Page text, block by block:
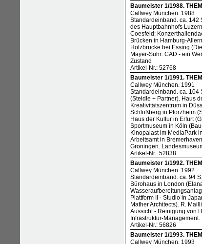
Baumeister 1/1988.
Callwey München. 1988
Standardeinband. ca. 142
des Hauptbahnhofs
Coesfeld;
Brücken in Hamburg-
Holzbrücke bei Essing
Mayer-Suhr: CAD - ein
Zustand
Artikel-Nr.: 52768
Baumeister 1/1991.
Callwey München. 1991
Standardeinband. ca. 104
(Steidle + Partner). Haus
Kreativitätszentrum in
Schloßberg in Pforzheim
Haus der Kultur in Erfurt
Sportmuseum in Köln
Kinopalast im MediaPark
Arbeitsamt in
Groningen.
Artikel-Nr.: 52838
Baumeister 1/1992.
Callwey München. 1992
Standardeinband. ca. 94
Bürohaus in London
Plattform II - Studio in
Mather Architects). R.
Aussicht - Reinigung von
Infrastruktur-
Artikel-Nr.: 56826
Baumeister 1/1993.
Callwey München. 1993